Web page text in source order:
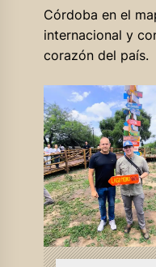
Córdoba en el
internacional y
corazón del país.